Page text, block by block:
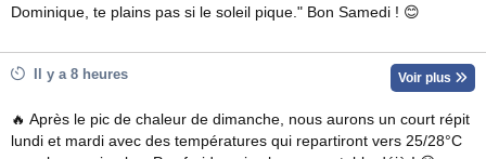
Dominique, te plains pas si le soleil pique." Bon Samedi ! 😊
Il y a 8 heures Voir plus
🔥 Après le pic de chaleur de dimanche, nous aurons un court répit
lundi et mardi avec des températures qui repartiront vers 25/28°C